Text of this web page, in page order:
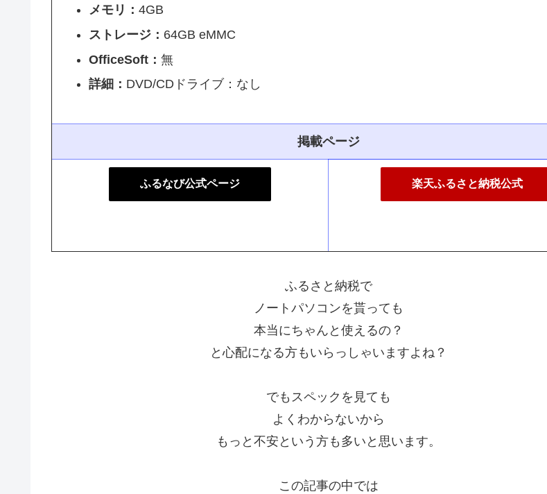
メモリ： 4GB
ストレージ： 64GB eMMC
OfficeSoft： 無
詳細： DVD/CDドライブ：なし
掲載ページ
ふるなび公式ページ 楽天ふるさと納税公式
ふるさと納税で
ノートパソコンを貰っても
本当にちゃんと使えるの？
と心配になる方もいらっしゃいますよね？
でもスペックを見ても
よくわからないから
もっと不安という方も多いと思います。
この記事の中では